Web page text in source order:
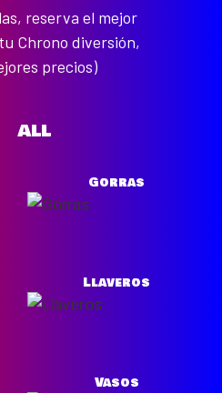
reserva el mejor
Chrono diversión,
precios)
ALL
Gorras
Llaveros
Vasos